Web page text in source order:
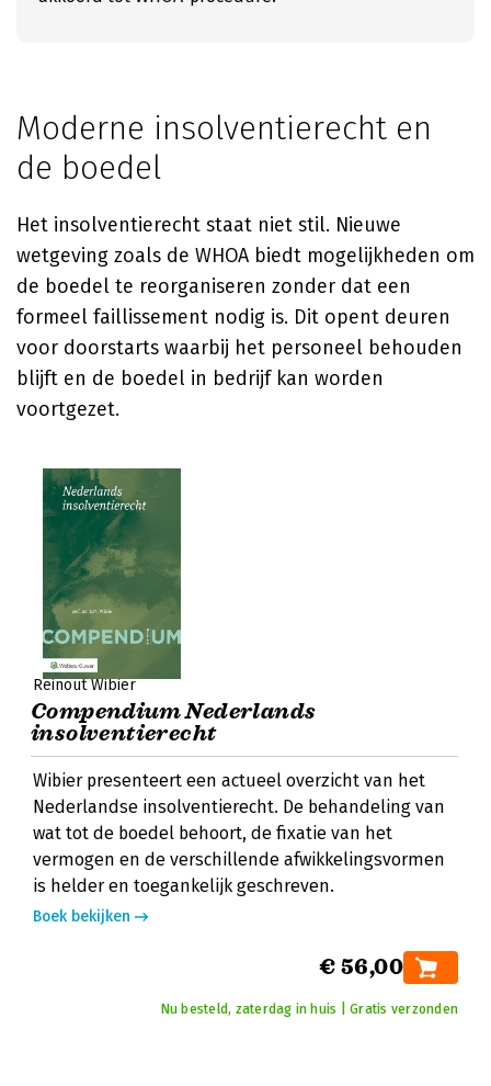
Moderne insolventierecht en
de boedel
Het insolventierecht staat niet stil. Nieuwe
wetgeving zoals de WHOA biedt mogelijkheden om
de boedel te reorganiseren zonder dat een
formeel faillissement nodig is. Dit opent deuren
voor doorstarts waarbij het personeel behouden
blijft en de boedel in bedrijf kan worden
voortgezet.
Reinout Wibier
Compendium Nederlands
insolventierecht
Wibier presenteert een actueel overzicht van het
Nederlandse insolventierecht. De behandeling van
wat tot de boedel behoort, de fixatie van het
vermogen en de verschillende afwikkelingsvormen
is helder en toegankelijk geschreven.
Boek bekijken
€ 56,00
Nu besteld, zaterdag in huis | Gratis verzonden